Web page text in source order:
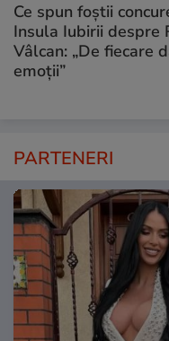
Ce spun foștii
Insula Iubirii despre
Vâlcan: „De fiecare
emoții”
PARTENERI